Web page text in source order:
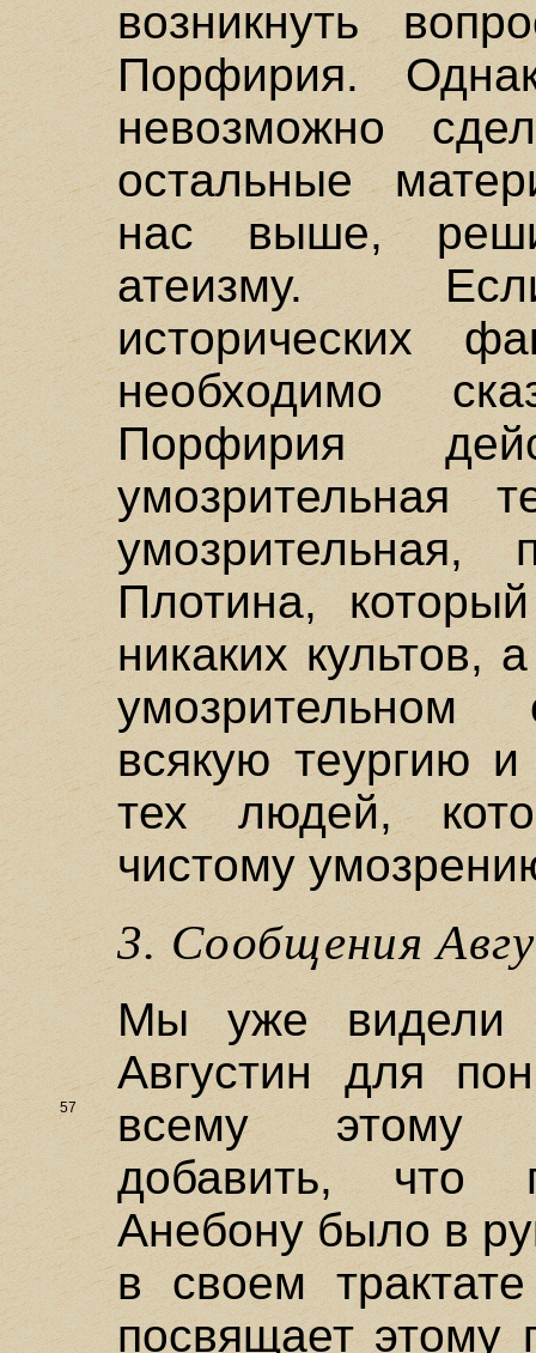
возникнуть
Порфирия.
невозможно
остальные
нас выше,
атеизму.
исторических
необходимо
Порфирия
умозрительная
умозрительная,
Плотина,
никаких культов,
умозрительном
всякую теургию
тех людей,
чистому
3. Сообщения
Мы уже видели
Августин для
всему
57
добавить, что
Анебону было в
в своем
посвящает